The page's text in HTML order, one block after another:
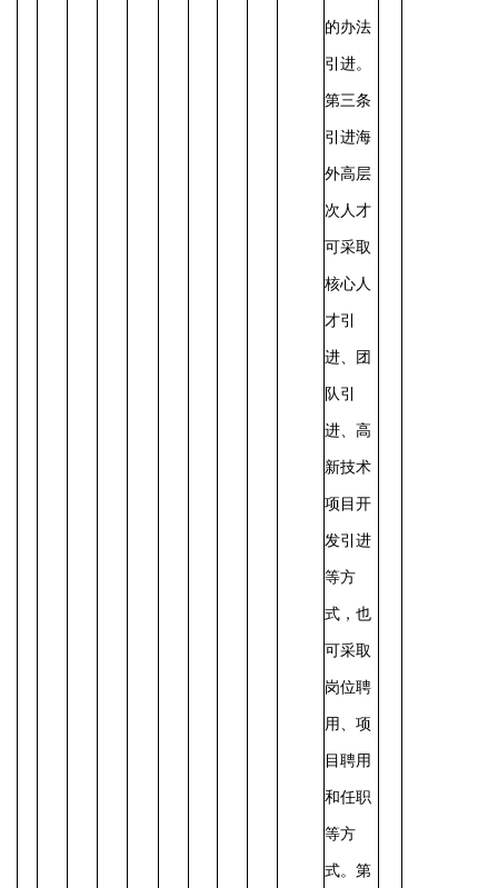
的办法
引进。
第三条
引进海
外高层
次人才
可采取
核心人
才引
进、团
队引
进、高
新技术
项目开
发引进
等方
式，也
可采取
岗位聘
用、项
目聘用
和任职
等方
式。第